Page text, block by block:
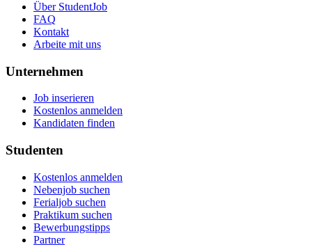
Über StudentJob
FAQ
Kontakt
Arbeite mit uns
Unternehmen
Job inserieren
Kostenlos anmelden
Kandidaten finden
Studenten
Kostenlos anmelden
Nebenjob suchen
Ferialjob suchen
Praktikum suchen
Bewerbungstipps
Partner